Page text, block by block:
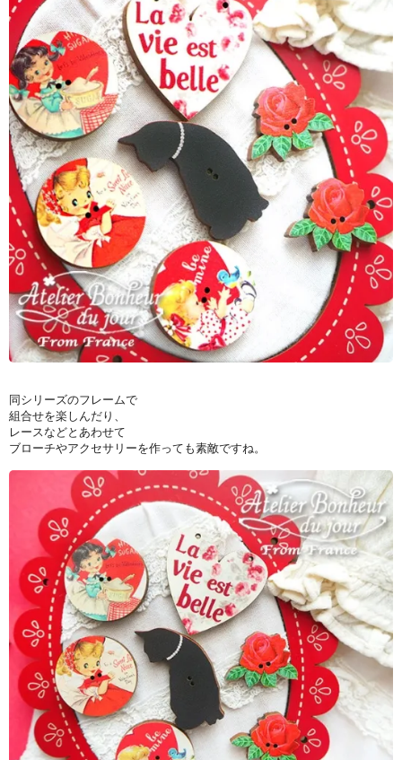
同シリーズのフレームで
組合せを楽しんだり、
レースなどとあわせて
ブローチやアクセサリーを作っても素敵ですね。